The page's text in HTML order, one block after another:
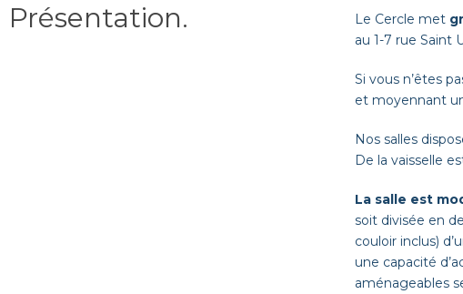
Présentation. Le Cercle met
au 1-7 rue Saint
Si vous n’êtes
et moyennant
Nos salles
De la vaisselle
La salle est
soit divisée en
couloir inclus)
une capacité
aménageables